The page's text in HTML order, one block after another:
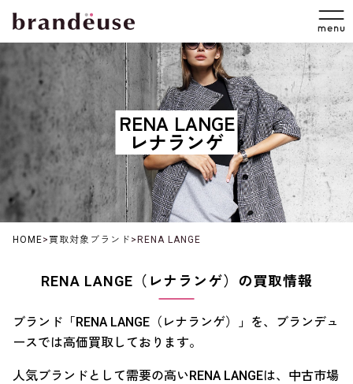
RENA LANGE
レナランゲ
HOME> 買取対象ブランド >RENA LANGE
RENA LANGE（レナランゲ）の買取情報
ブランド「RENA LANGE（レナランゲ）」を、ブランデュ
ースでは高価買取しております。
人気ブランドとして需要の高いRENA LANGEは、中古市場